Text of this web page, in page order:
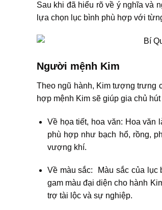
Sau khi đã hiểu rõ về ý nghĩa và
lựa chọn lục bình phù hợp với
Người mệnh Kim
Theo ngũ hành, Kim tượng trưng
hợp mệnh Kim sẽ giúp gia chủ
Về họa tiết, hoa văn: Hoa văn
phù hợp như bạch hổ, rồng,
vượng khí.
Về màu sắc: Màu sắc của lục
gam màu đại diện cho hành
trợ tài lộc và sự nghiệp.